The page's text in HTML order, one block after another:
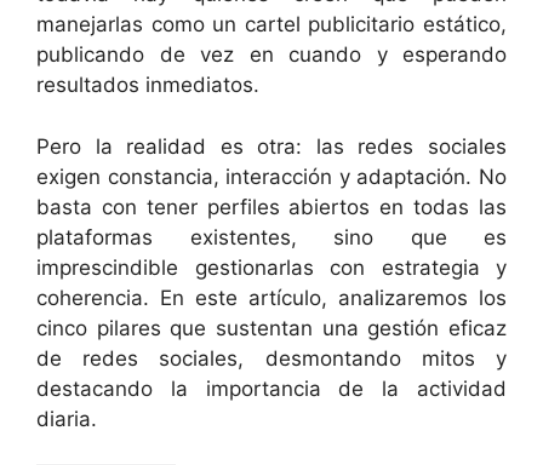
manejarlas como un cartel publicitario estático,
publicando de vez en cuando y esperando
resultados inmediatos.
Pero la realidad es otra: las redes sociales
exigen constancia, interacción y adaptación. No
basta con tener perfiles abiertos en todas las
plataformas existentes, sino que es
imprescindible gestionarlas con estrategia y
coherencia. En este artículo, analizaremos los
cinco pilares que sustentan una gestión eficaz
de redes sociales, desmontando mitos y
destacando la importancia de la actividad
diaria.